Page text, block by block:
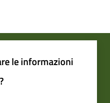
le informazioni